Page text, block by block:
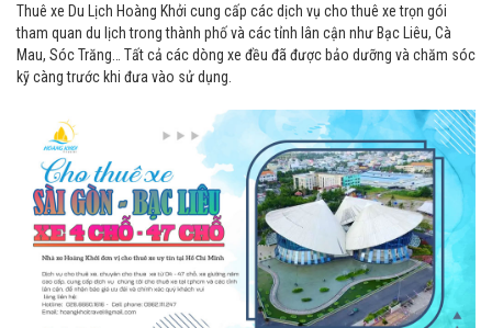
Thuê xe Du Lịch Hoàng Khởi cung cấp các dịch vụ cho thuê xe trọn gói
tham quan du lịch trong thành phố và các tỉnh lân cận như Bạc Liêu, Cà
Mau, Sóc Trăng… Tất cả các dòng xe đều đã được bảo dưỡng và chăm sóc
kỹ càng trước khi đưa vào sử dụng.